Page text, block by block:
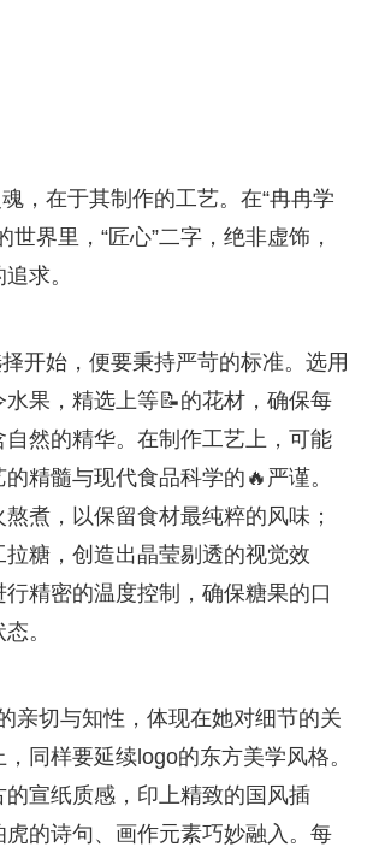
，在于其制作的工艺。在“冉冉学
世界里，“匠心”二字，绝非虚饰，
求。
开始，便要秉持严苛的标准。选用
水果，精选上等📝的花材，确保每
然的精华。在制作工艺上，可能
精髓与现代食品科学的🔥严谨。
煮，以保留食材最纯粹的风味；
糖，创造出晶莹剔透的视觉效
精密的温度控制，确保糖果的口
。
亲切与知性，体现在她对细节的关
同样要延续logo的东方美学风格。
宣纸质感，印上精致的国风插
虎的诗句、画作元素巧妙融入。每